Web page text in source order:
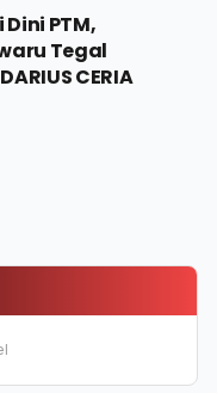
PTM,
Tegal
CERIA